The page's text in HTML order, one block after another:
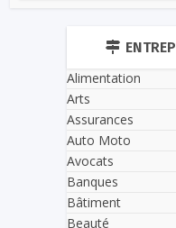
Alimentation
Arts
Assurances
Auto Moto
Avocats
Banques
Bâtiment
Beauté